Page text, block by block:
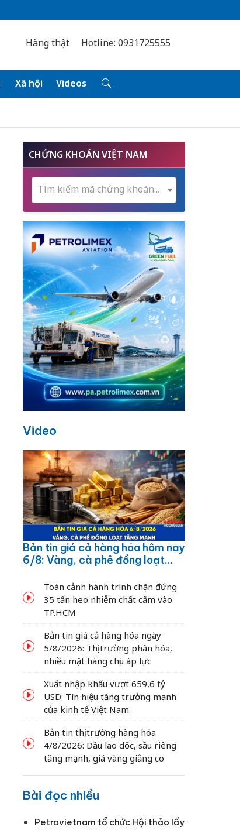
Hàng thật Hotline: 0931725555
Xã hội Videos
CHỨNG KHOÁN VIỆT NAM
Tìm kiếm mã chứng khoán...
Video
Bản tin giá cả hàng hóa hôm nay
6/8: Vàng, cà phê đồng loạt
Toàn cảnh hành trình chặn đứng
35 tấn heo nhiễm chất cấm vào
TP.HCM
Bản tin giá cả hàng hóa ngày
5/8/2026: Thị trường phân hóa,
nhiều mặt hàng chịu áp lực
Xuất nhập khẩu vượt 659,6 tỷ
USD: Tín hiệu tăng trưởng mạnh
của kinh tế Việt Nam
Bản tin thị trường hàng hóa
4/8/2026: Dầu lao dốc, sầu riêng
tăng mạnh, giá vàng giằng co
Bài đọc nhiều
Petrovietnam tổ chức Hội thảo lấy